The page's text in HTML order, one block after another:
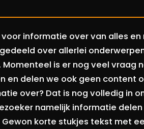
informatie over van alles
over allerlei
is er nog veel vraag
en delen we ook geen content
over? Dat is nog volledig in
namelijk informatie
korte stukjes tekst met